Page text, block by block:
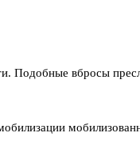
Подобные вбросы